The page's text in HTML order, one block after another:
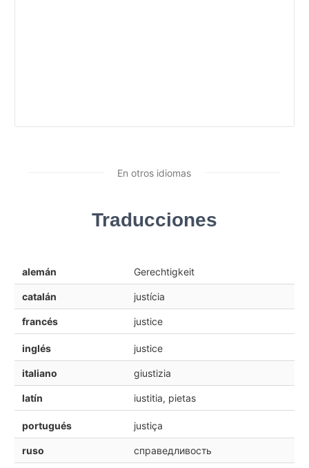
En otros idiomas
Traducciones
alemán Gerechtigkeit
catalán justícia
francés justice
inglés justice
italiano giustizia
latín iustitia, pietas
portugués justiça
ruso справедливость